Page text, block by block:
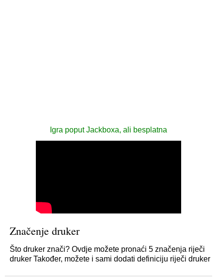
Igra poput Jackboxa, ali besplatna
Značenje druker
Što druker znači? Ovdje možete pronaći 5 značenja riječi
druker Također, možete i sami dodati definiciju riječi druker